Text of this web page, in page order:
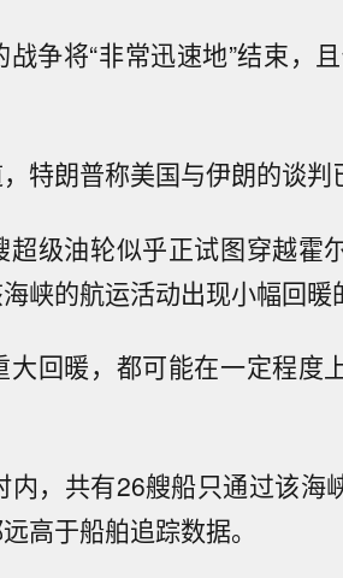
争将“非常迅速地”结束，
特朗普称美国与伊朗的谈判
级油轮似乎正试图穿越霍
峡的航运活动出现小幅回暖
回暖，都可能在一定程度
，共有26艘船只通过该海
高于船舶追踪数据。